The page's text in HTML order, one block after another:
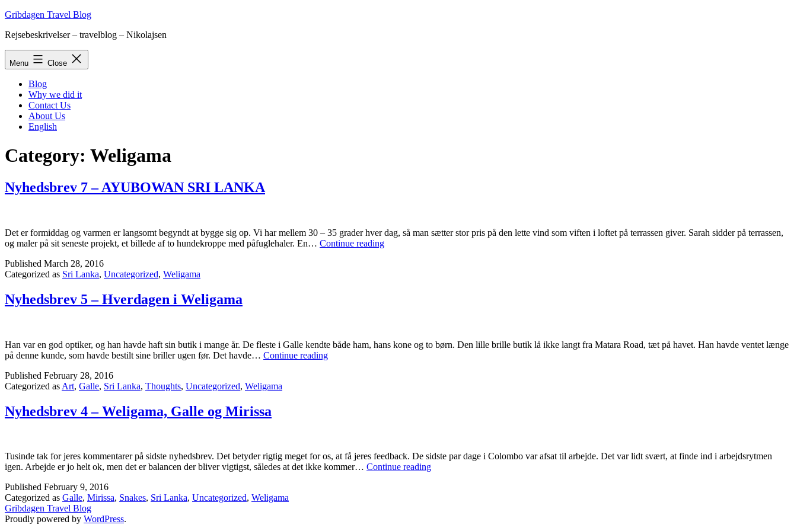
Skip
content
Gribdagen Travel Blog
Rejsebeskrivelser – travelblog – Nikolajsen
Menu Close
Blog
Why we did it
Contact Us
About Us
English
Category: Weligama
Nyhedsbrev 7 – AYUBOWAN SRI LANKA
Det er formiddag og varmen er langsomt begyndt at bygge sig op. Vi har mellem 30 – 35 grader hver dag, så man sætter stor pris på den lette vind som viften i loftet på terrassen giver. Sarah sidder på terrassen,
og maler på sit seneste projekt, et billede af to hundekroppe med påfuglehaler. En… Continue readingNyhedsbrev
Published March 28, 2016
Categorized as Sri Lanka, Uncategorized, Weligama
Nyhedsbrev 5 – Hverdagen i Weligama
Han var en god optiker, og han havde haft sin butik i mange år. De fleste i Galle kendte både ham, hans kone og to børn. Den lille brille butik lå ikke langt fra Matara Road, tæt på havet. Han havde ventet længe
på denne kunde, som havde bestilt sine briller ugen før. Det havde… Continue readingNyhedsbrev
Published February 28, 2016
Categorized as Art, Galle, Sri Lanka, Thoughts, Uncategorized, Weligama
Nyhedsbrev 4 – Weligama, Galle og Mirissa
Tusinde tak for jeres kommentarer på sidste nyhedsbrev. Det betyder rigtig meget for os, at få jeres feedback. De sidste par dage i Colombo var afsat til arbejde. Det var lidt svært, at finde ind i arbejdsrytmen
igen. Arbejde er jo helt ok, men det er balancen der bliver vigtigst, således at det ikke kommer… Continue readingNyhedsbrev
Published February 9, 2016
Categorized as Galle, Mirissa, Snakes, Sri Lanka, Uncategorized, Weligama
Gribdagen Travel Blog
Proudly powered by WordPress.